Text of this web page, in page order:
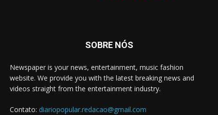
SOBRE NÓS
Newspaper is your news, entertainment, music fashion
website. We provide you with the latest breaking news and
videos straight from the entertainment industry.
Contato: diariopopular.redacao@gmail.com